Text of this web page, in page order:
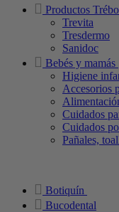
Productos
Trevita
Tresdermo
Sanidoc
Bebés y mamás
Higiene
Accesorios
Cuidados
Cuidados
Pañales,
Botiquín
Bucodental